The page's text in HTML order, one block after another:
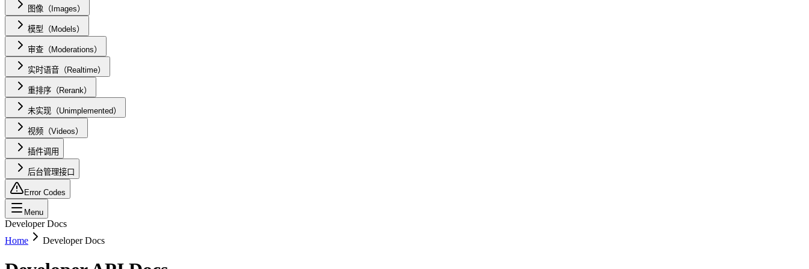
图像（Images）
模型（Models）
审查（Moderations）
实时语音（Realtime）
重排序（Rerank）
未实现（Unimplemented）
视频（Videos）
插件调用
后台管理接口
Error Codes
Menu
Developer Docs
Home
Developer Docs